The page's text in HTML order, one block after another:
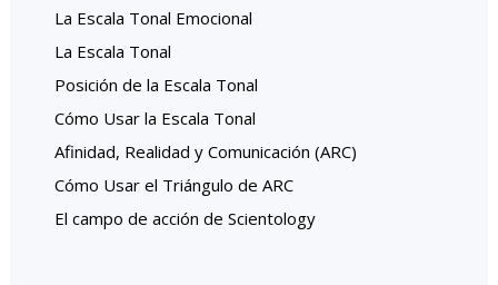
La Escala Tonal Emocional
La Escala Tonal
Posición de la Escala Tonal
Cómo Usar la Escala Tonal
Afinidad, Realidad y Comunicación (ARC)
Cómo Usar el Triángulo de ARC
El campo de acción de Scientology